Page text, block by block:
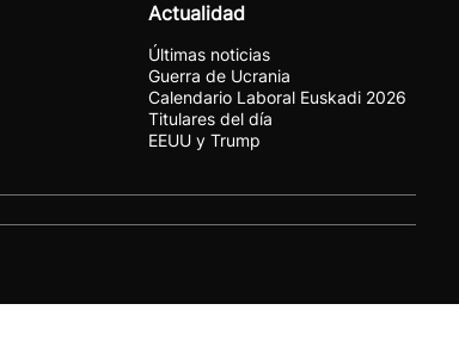
Actualidad
Últimas noticias
Guerra de Ucrania
Calendario Laboral Euskadi 2026
Titulares del día
EEUU y Trump